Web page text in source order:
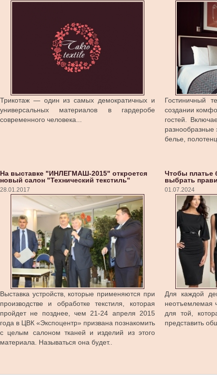
Трикотаж — один из самых демократичных и
универсальных материалов в гардеробе
современного человека...
На выставке "ИНЛЕГМАШ-2015" откроется
новый салон "Технический текстиль"
28.01.2017
Выставка устройств, которые применяются при
производстве и обработке текстиля, которая
пройдет не позднее, чем 21-24 апреля 2015
года в ЦВК «Экспоцентр» призвана познакомить
с целым салоном тканей и изделий из этого
материала. Называться она будет..
Гостиничный
создании
гостей.
разнообразные
белье,
Чтобы платье
выбрать
01.07.2024
Для каждой
неотъемлемая
для той,
представить